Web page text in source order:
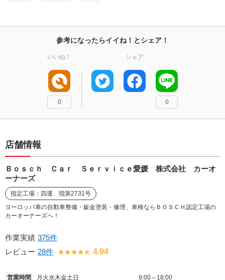
参考になったらイイね！とシェア！
いいね！
0
シェア
0
店舗情報
Ｂｏｓｃｈ Ｃａｒ Ｓｅｒｖｉｃｅ愛媛 株式会社 カーオ
ーナーズ
指定工場：四運 指第2731号
ヨーロッパ車の自動車整備・鈑金塗装・修理、車検ならＢＯＳＣＨ認定工場の
カーオーナーズへ！
作業実績 375件
レビュー 28件 4.94
営業時間 月火水木金土日
9:00～18:00